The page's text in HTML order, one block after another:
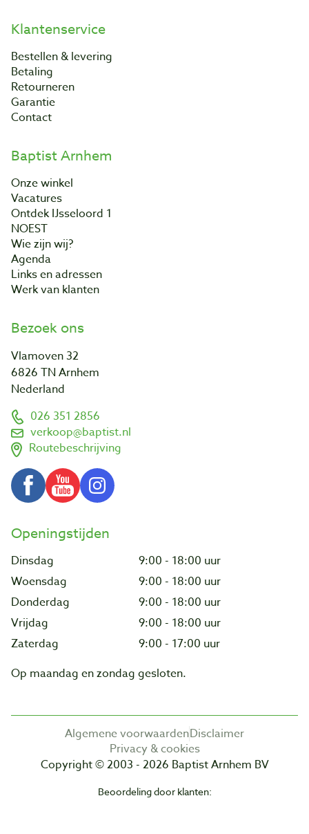
Klantenservice
Bestellen & levering
Betaling
Retourneren
Garantie
Contact
Baptist Arnhem
Onze winkel
Vacatures
Ontdek IJsseloord 1
NOEST
Wie zijn wij?
Agenda
Links en adressen
Werk van klanten
Bezoek ons
Vlamoven 32
6826 TN Arnhem
Nederland
026 351 2856
verkoop@baptist.nl
Routebeschrijving
Openingstijden
Dinsdag
9:00 - 18:00 uur
Woensdag
9:00 - 18:00 uur
Donderdag
9:00 - 18:00 uur
Vrijdag
9:00 - 18:00 uur
Zaterdag
9:00 - 17:00 uur
Op maandag en zondag gesloten.
Algemene voorwaardenDisclaimer
Privacy & cookies
Copyright © 2003 - 2026 Baptist Arnhem BV
Beoordeling door klanten: